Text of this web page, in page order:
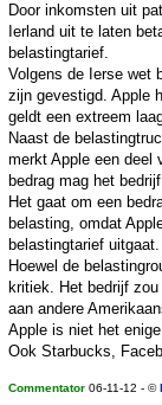
Door inkomsten uit
Ierland uit te laten
belastingtarief.
Volgens de Ierse wet
zijn gevestigd. Apple
geldt een extreem
Naast de
merkt Apple een deel
bedrag mag het
Het gaat om een
belasting, omdat
belastingtarief uitgaat.
Hoewel de
kritiek. Het bedrijf
aan andere
Apple is niet het
Ook Starbucks,
Commentator 06-11-12 - ©